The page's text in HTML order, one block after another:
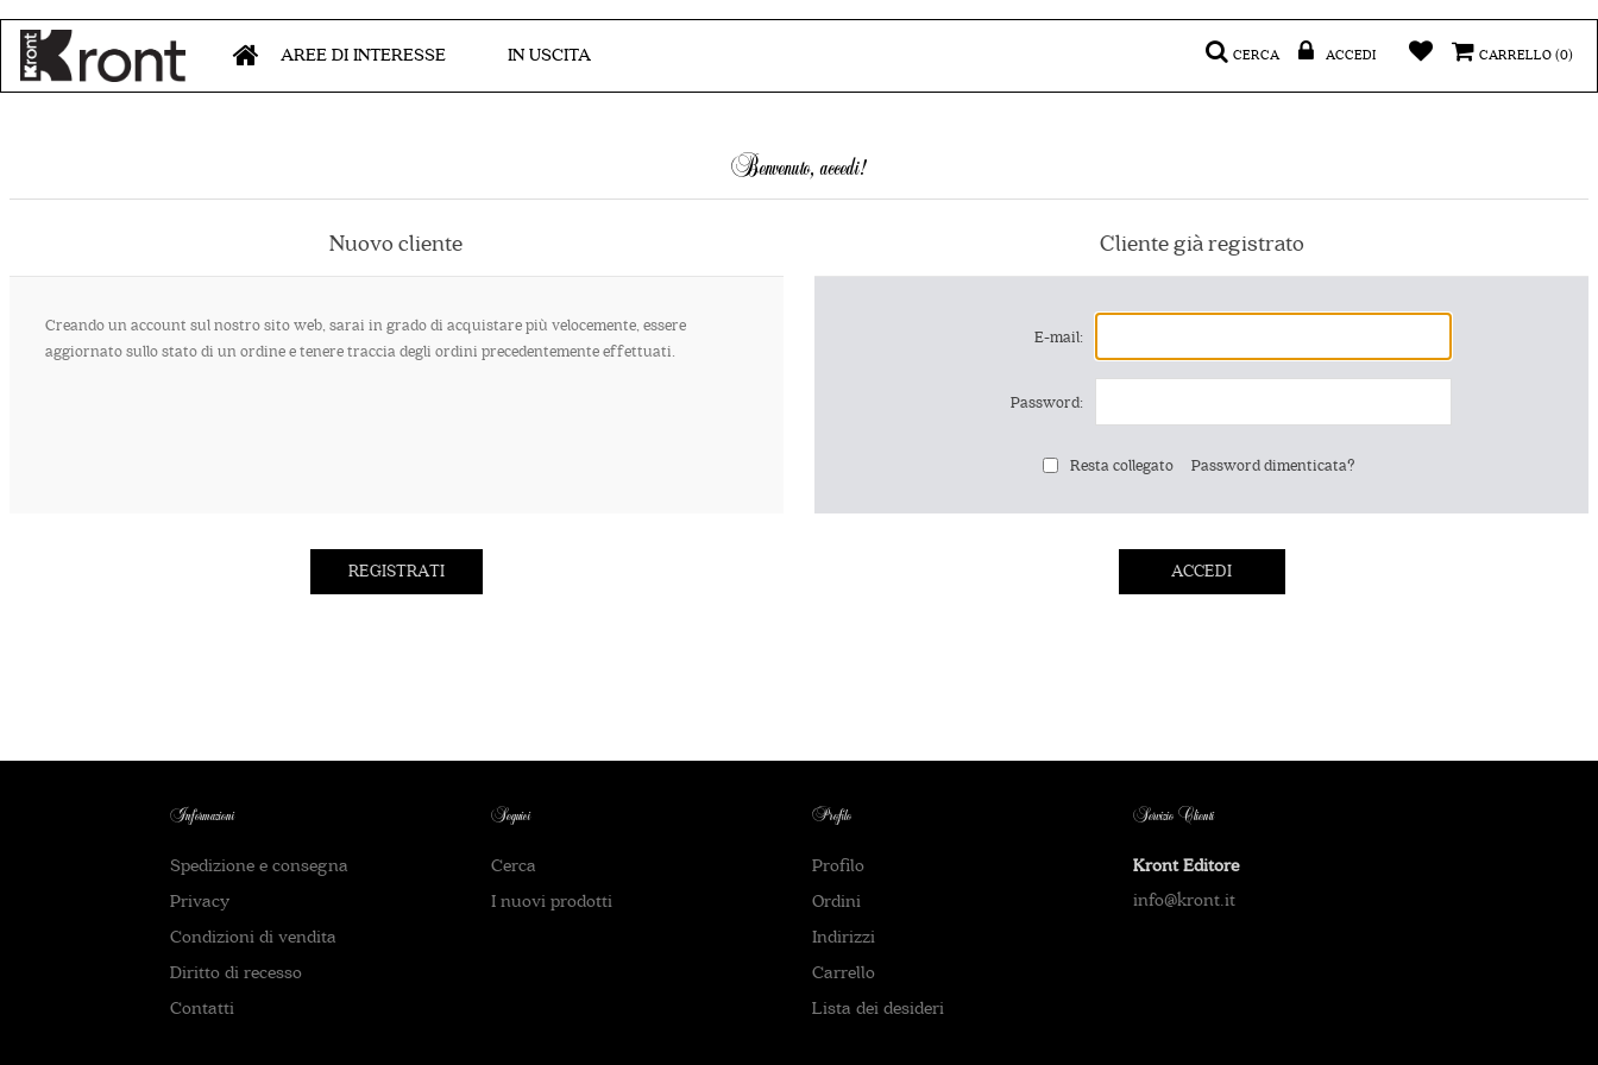
AREE DI INTERESSE IN USCITA CERCA ACCEDI CARRELLO (0)
Benvenuto, accedi!
Nuovo cliente
Creando un account sul nostro sito web, sarai in grado di acquistare più velocemente, essere
aggiornato sullo stato di un ordine e tenere traccia degli ordini precedentemente effettuati.
REGISTRATI
Cliente già registrato
E-mail:
Password:
Resta collegato Password dimenticata?
ACCEDI
Informazioni
Spedizione e consegna
Privacy
Condizioni di vendita
Diritto di recesso
Contatti
Seguici
Cerca
I nuovi prodotti
Profilo
Profilo
Ordini
Indirizzi
Carrello
Lista dei desideri
Servizio Clienti
Kront Editore
info@kront.it